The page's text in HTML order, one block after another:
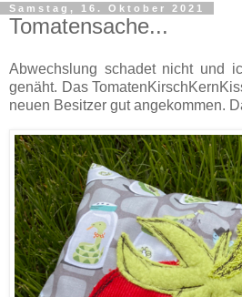
Samstag, 16. Oktober 2021
Tomatensache...
Abwechslung schadet nicht und
genäht. Das
neuen Besitzer gut angekommen.